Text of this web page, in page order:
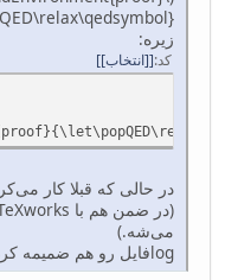
زیره:
کد [انتخاب]
در حالی که قبلا کار
می‌شه.)
logفایل رو هم ضمیمه کردم.